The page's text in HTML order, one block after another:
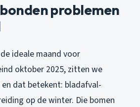
problemen
ideale maand voor
oktober 2025, zitten we
dat betekent: bladafval-
op de winter. Die bomen